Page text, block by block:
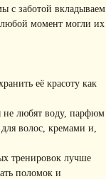
с заботой вкладываем
момент могли их
её красоту как
любят воду, парфюм
волос, кремами и,
тренировок лучше
поломок и